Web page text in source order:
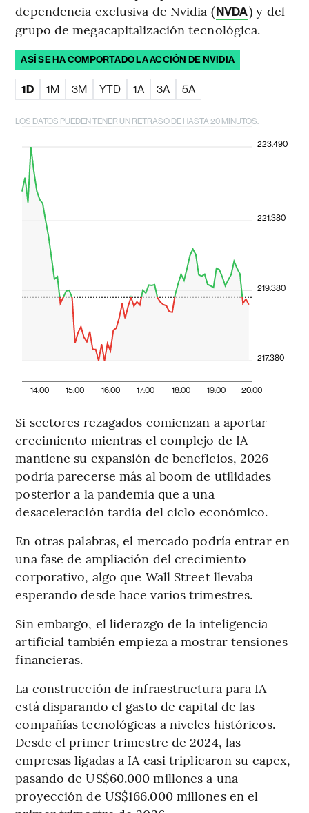
dependencia exclusiva de Nvidia (NVDA) y del
grupo de megacapitalización tecnológica.
ASÍ SE HA COMPORTADO LA ACCIÓN DE NVIDIA
1D 1M 3M YTD 1A 3A 5A
LOS DATOS PUEDEN TENER UN RETRASO DE HASTA 20 MINUTOS.
14:00 15:00 16:00 17:00 18:00 19:00 20:00
217.380
219.380
221.380
223.490
Si sectores rezagados comienzan a aportar
crecimiento mientras el complejo de IA
mantiene su expansión de beneficios, 2026
podría parecerse más al boom de utilidades
posterior a la pandemia que a una
desaceleración tardía del ciclo económico.
En otras palabras, el mercado podría entrar en
una fase de ampliación del crecimiento
corporativo, algo que Wall Street llevaba
esperando desde hace varios trimestres.
Sin embargo, el liderazgo de la inteligencia
artificial también empieza a mostrar tensiones
financieras.
La construcción de infraestructura para IA
está disparando el gasto de capital de las
compañías tecnológicas a niveles históricos.
Desde el primer trimestre de 2024, las
empresas ligadas a IA casi triplicaron su capex,
pasando de US$60.000 millones a una
proyección de US$166.000 millones en el